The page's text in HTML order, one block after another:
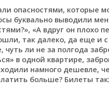
опасностями, которые
буквально выводили
«А вдруг он плохо
так далеко, да еще и
чуть ли не за полгода
в одной квартире,
намного дешевле,
больше? Билеты